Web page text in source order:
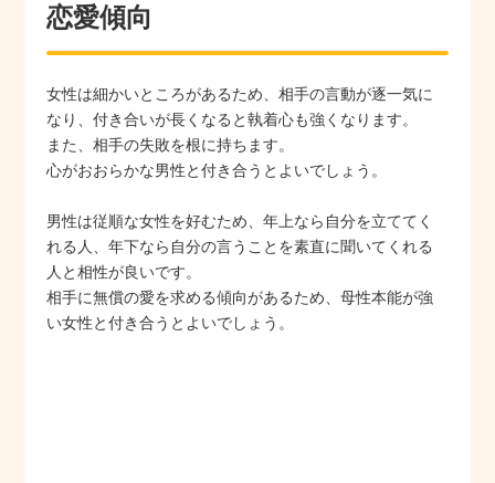
恋愛傾向
女性は細かいところがあるため、相手の言動が逐一気に
なり、付き合いが長くなると執着心も強くなります。
また、相手の失敗を根に持ちます。
心がおおらかな男性と付き合うとよいでしょう。
男性は従順な女性を好むため、年上なら自分を立ててく
れる人、年下なら自分の言うことを素直に聞いてくれる
人と相性が良いです。
相手に無償の愛を求める傾向があるため、母性本能が強
い女性と付き合うとよいでしょう。